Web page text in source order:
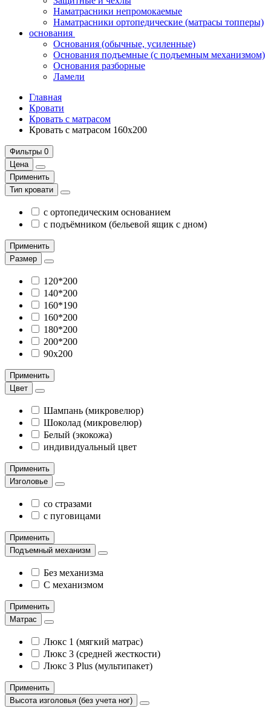
Наматрасники непромокаемые
Наматрасники ортопедические (матрасы топперы)
основания
Основания (обычные, усиленные)
Основания подъемные (с подъемным механизмом)
Основания разборные
Ламели
Главная
Кровати
Кровать с матрасом
Кровать с матрасом 160х200
Фильтры 0
Цена
Применить
Тип кровати
с ортопедическим основанием
с подъёмником (бельевой ящик с дном)
Применить
Размер
120*200
140*200
160*190
160*200
180*200
200*200
90х200
Применить
Цвет
Шампань (микровелюр)
Шоколад (микровелюр)
Белый (экокожа)
индивидуальный цвет
Применить
Изголовье
со стразами
с пуговицами
Применить
Подъемный механизм
Без механизма
С механизмом
Применить
Матрас
Люкс 1 (мягкий матрас)
Люкс 3 (средней жесткости)
Люкс 3 Plus (мультипакет)
Применить
Высота изголовья (без учета ног)